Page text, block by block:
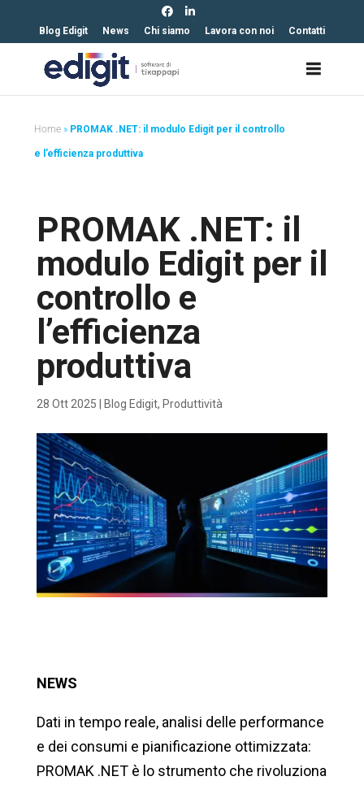
Blog Edigit News Chi siamo Lavora con noi Contatti
Home » PROMAK .NET: il modulo Edigit per il controllo
e l’efficienza produttiva
PROMAK .NET: il
modulo Edigit per il
controllo e
l’efficienza
produttiva
28 Ott 2025 Blog Edigit, Produttività
NEWS
Dati in tempo reale, analisi delle performance
e dei consumi e pianificazione ottimizzata:
PROMAK .NET è lo strumento che rivoluziona